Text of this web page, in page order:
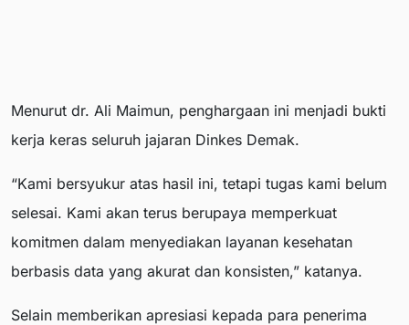
Menurut dr. Ali Maimun, penghargaan ini menjadi bukti
kerja keras seluruh jajaran Dinkes Demak.
“Kami bersyukur atas hasil ini, tetapi tugas kami belum
selesai. Kami akan terus berupaya memperkuat
komitmen dalam menyediakan layanan kesehatan
berbasis data yang akurat dan konsisten,” katanya.
Selain memberikan apresiasi kepada para penerima